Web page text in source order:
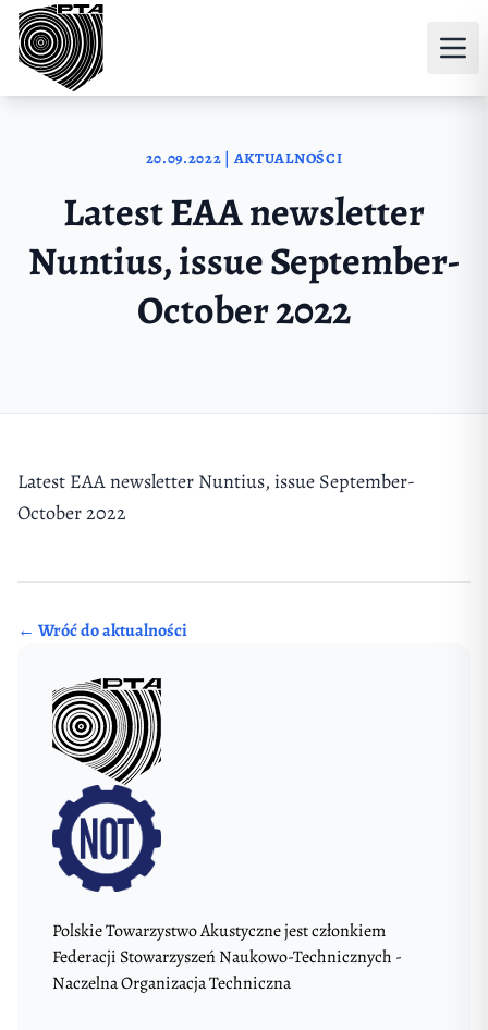
Przejdź do treści
20.09.2022 | AKTUALNOŚCI
Latest EAA newsletter
Nuntius, issue September-
October 2022
Latest EAA newsletter Nuntius, issue September-
October 2022
← Wróć do aktualności
Polskie Towarzystwo Akustyczne jest członkiem
Federacji Stowarzyszeń Naukowo-Technicznych -
Naczelna Organizacja Techniczna